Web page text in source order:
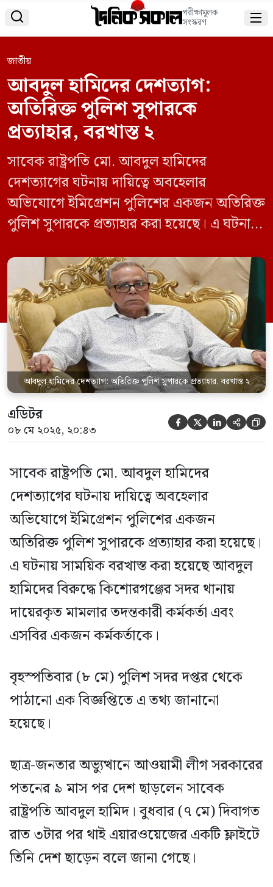
 পরীক্ষামূলক
সংস্করণ 
জাতীয়
আবদুল হামিদের দেশত্যাগ:
অতিরিক্ত পুলিশ সুপারকে
প্রত্যাহার, বরখাস্ত ২
সাবেক রাষ্ট্রপতি মো. আবদুল হামিদের
দেশত্যাগের ঘটনায় দায়িত্বে অবহেলার
অভিযোগে ইমিগ্রেশন পুলিশের একজন অতিরিক্ত
পুলিশ সুপারকে প্রত্যাহার করা হয়েছে। এ ঘটনায়
বিরুদ্ধে কিশোরগঞ্জের সদর থানায় দায়েরকৃত
মামলার তদন্তকারী কর্মকর্তা এবং এসবির একজন
কর্মকর্তাকে। বৃহস্পতিবার (৮ মে) পুলিশ সদর
দপ্তর থেকে পাঠানো এক বিজ্ঞপ্তিতে এ তথ্য
জানানো হয়েছে। ছাত্র-জনতার অভ্যুত্থানে […]
আবদুল হামিদের দেশত্যাগ: অতিরিক্ত পুলিশ সুপারকে প্রত্যাহার, বরখাস্ত ২
এডিটর
০৮ মে ২০২৫, ২০:৪৩     
সাবেক রাষ্ট্রপতি মো. আবদুল হামিদের
দেশত্যাগের ঘটনায় দায়িত্বে অবহেলার
অভিযোগে ইমিগ্রেশন পুলিশের একজন
অতিরিক্ত পুলিশ সুপারকে প্রত্যাহার করা হয়েছে।
এ ঘটনায় সাময়িক বরখাস্ত করা হয়েছে আবদুল
হামিদের বিরুদ্ধে কিশোরগঞ্জের সদর থানায়
দায়েরকৃত মামলার তদন্তকারী কর্মকর্তা এবং
এসবির একজন কর্মকর্তাকে।
বৃহস্পতিবার (৮ মে) পুলিশ সদর দপ্তর থেকে
পাঠানো এক বিজ্ঞপ্তিতে এ তথ্য জানানো
হয়েছে।
ছাত্র-জনতার অভ্যুত্থানে আওয়ামী লীগ সরকারের
পতনের ৯ মাস পর দেশ ছাড়লেন সাবেক
রাষ্ট্রপতি আবদুল হামিদ। বুধবার (৭ মে) দিবাগত
রাত ৩টার পর থাই এয়ারওয়েজের একটি ফ্লাইটে
তিনি দেশ ছাড়েন বলে জানা গেছে।